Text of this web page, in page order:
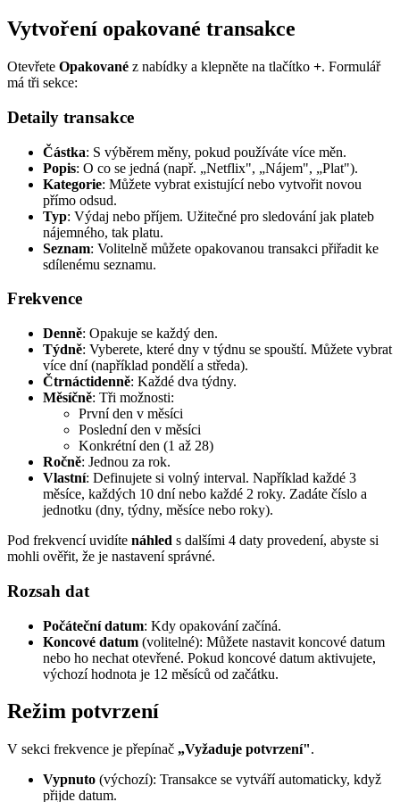
Vytvoření opakované transakce
Otevřete Opakované z nabídky a klepněte na tlačítko +. Formulář
má tři sekce:
Detaily transakce
Částka: S výběrem měny, pokud používáte více měn.
Popis: O co se jedná (např. „Netflix", „Nájem", „Plat").
Kategorie: Můžete vybrat existující nebo vytvořit novou
přímo odsud.
Typ: Výdaj nebo příjem. Užitečné pro sledování jak plateb
nájemného, tak platu.
Seznam: Volitelně můžete opakovanou transakci přiřadit ke
sdílenému seznamu.
Frekvence
Denně: Opakuje se každý den.
Týdně: Vyberete, které dny v týdnu se spouští. Můžete vybrat
více dní (například pondělí a středa).
Čtrnáctidenně: Každé dva týdny.
Měsíčně: Tři možnosti:
První den v měsíci
Poslední den v měsíci
Konkrétní den (1 až 28)
Ročně: Jednou za rok.
Vlastní: Definujete si volný interval. Například každé 3
měsíce, každých 10 dní nebo každé 2 roky. Zadáte číslo a
jednotku (dny, týdny, měsíce nebo roky).
Pod frekvencí uvidíte náhled s dalšími 4 daty provedení, abyste si
mohli ověřit, že je nastavení správné.
Rozsah dat
Počáteční datum: Kdy opakování začíná.
Koncové datum (volitelné): Můžete nastavit koncové datum
nebo ho nechat otevřené. Pokud koncové datum aktivujete,
výchozí hodnota je 12 měsíců od začátku.
Režim potvrzení
V sekci frekvence je přepínač „Vyžaduje potvrzení".
Vypnuto (výchozí): Transakce se vytváří automaticky, když
přijde datum.